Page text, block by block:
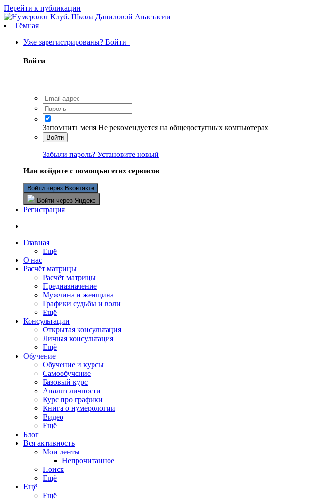
Перейти к публикации
Тёмная
Уже зарегистрированы? Войти
Войти
Запомнить меня Не рекомендуется на общедоступных компьютерах
Войти
Забыли пароль? Установите новый
Или войдите с помощью этих сервисов
Войти через Вконтакте
Войти через Яндекс
Регистрация
Главная
Ещё
О нас
Расчёт матрицы
Расчёт матрицы
Предназначение
Мужчина и женщина
Графики судьбы и воли
Ещё
Консультации
Открытая консультация
Личная консультация
Ещё
Обучение
Обучение и курсы
Самообучение
Базовый курс
Анализ личности
Курс про графики
Книга о нумерологии
Видео
Ещё
Блог
Вся активность
Мои ленты
Непрочитанное
Поиск
Ещё
Ещё
Ещё